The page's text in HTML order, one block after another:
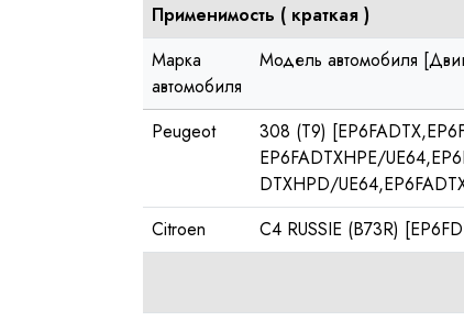
Применимость ( краткая )
Марка
автомобиля
Модель автомобиля
Peugeot
308 (T9)
EP6FADTXHPE/
DTXHPD/
Citroen
C4 RUSSIE (B73R)